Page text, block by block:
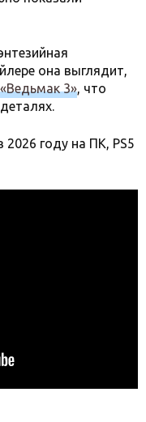
она выглядит,
«Ведьмак 3», что
году на ПК, PS5